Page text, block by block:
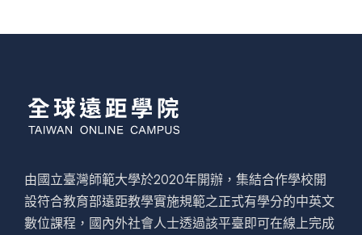
由國立臺灣師範大學於2020年開辦，集結合作學校開
設符合教育部遠距教學實施規範之正式有學分的中英文
數位課程，國內外社會人士透過該平臺即可在線上完成